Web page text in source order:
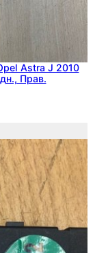
Astra J 2010
Прав.